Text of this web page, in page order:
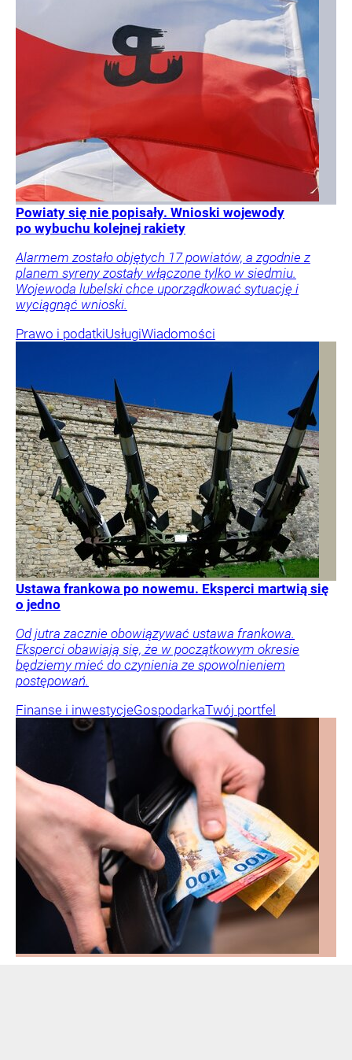
Powiaty się nie popisały. Wnioski wojewody
po wybuchu kolejnej rakiety
Alarmem zostało objętych 17 powiatów, a zgodnie z
planem syreny zostały włączone tylko w siedmiu.
Wojewoda lubelski chce uporządkować sytuację i
wyciągnąć wnioski.
Prawo i podatkiUsługiWiadomości
Ustawa frankowa po nowemu. Eksperci martwią się
o jedno
Od jutra zacznie obowiązywać ustawa frankowa.
Eksperci obawiają się, że w początkowym okresie
będziemy mieć do czynienia ze spowolnieniem
postępowań.
Finanse i inwestycjeGospodarkaTwój portfel